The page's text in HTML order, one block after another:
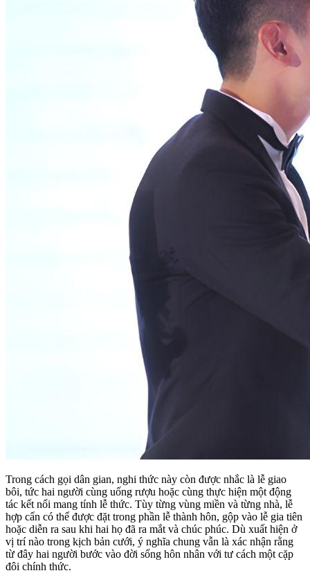
Trong cách gọi dân gian, nghi thức này còn được nhắc là lễ giao
bôi, tức hai người cùng uống rượu hoặc cùng thực hiện một động
tác kết nối mang tính lễ thức. Tùy từng vùng miền và từng nhà, lễ
hợp cẩn có thể được đặt trong phần lễ thành hôn, gộp vào lễ gia tiên
hoặc diễn ra sau khi hai họ đã ra mắt và chúc phúc. Dù xuất hiện ở
vị trí nào trong kịch bản cưới, ý nghĩa chung vẫn là xác nhận rằng
từ đây hai người bước vào đời sống hôn nhân với tư cách một cặp
đôi chính thức.